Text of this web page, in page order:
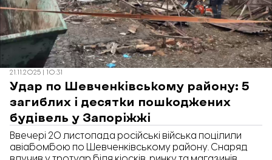
21.11.2025 | 10:31
Удар по Шевченківському району: 5
загиблих і десятки пошкоджених
будівель у Запоріжжі
Ввечері 20 листопада російські війська поцілили
авіабомбою по Шевченківському району. Снаряд